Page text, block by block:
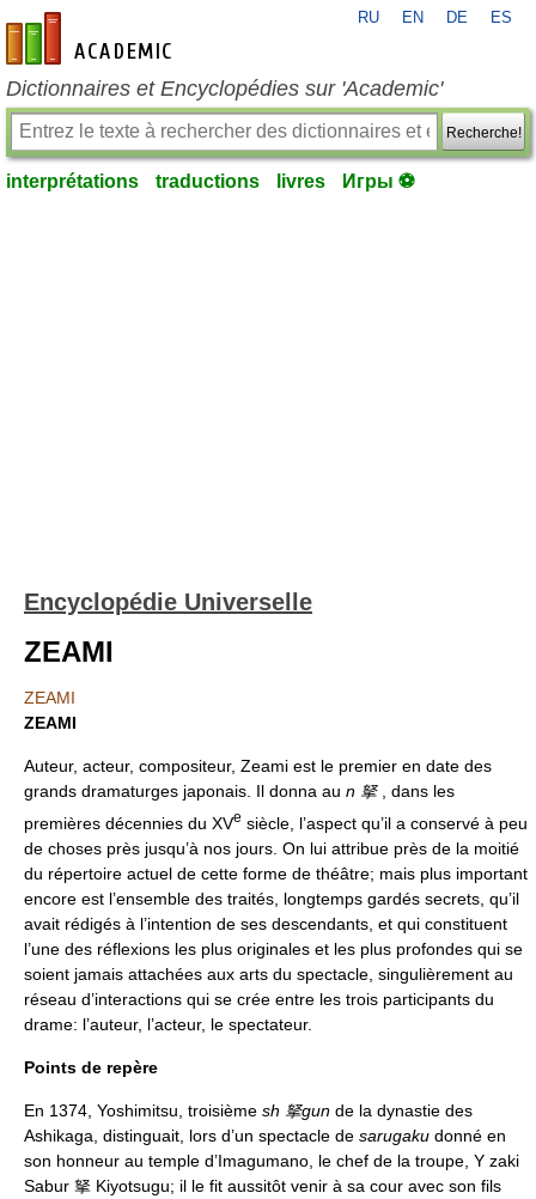
fr-academic.com
RU EN DE ES
Dictionnaires et Encyclopédies sur 'Academic'
Recherche!
interprétations traductions livres Игры ⚽
Encyclopédie Universelle
ZEAMI
ZEAMI
ZEAMI
Auteur, acteur, compositeur, Zeami est le premier en date des
grands dramaturges japonais. Il donna au n 拏, dans les
premières décennies du XVe siècle, l’aspect qu’il a conservé à peu
de choses près jusqu’à nos jours. On lui attribue près de la moitié
du répertoire actuel de cette forme de théâtre; mais plus important
encore est l’ensemble des traités, longtemps gardés secrets, qu’il
avait rédigés à l’intention de ses descendants, et qui constituent
l’une des réflexions les plus originales et les plus profondes qui se
soient jamais attachées aux arts du spectacle, singulièrement au
réseau d’interactions qui se crée entre les trois participants du
drame: l’auteur, l’acteur, le spectateur.
Points de repère
En 1374, Yoshimitsu, troisième sh 拏gun de la dynastie des
Ashikaga, distinguait, lors d’un spectacle de sarugaku donné en
son honneur au temple d’Imagumano, le chef de la troupe, Y zaki
Sabur 拏 Kiyotsugu; il le fit aussitôt venir à sa cour avec son fils